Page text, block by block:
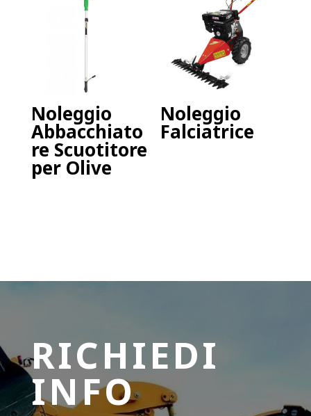
Noleggio
Abbacchiato
re Scuotitore
per Olive
Noleggio
Falciatrice
RICHIEDI
INFO